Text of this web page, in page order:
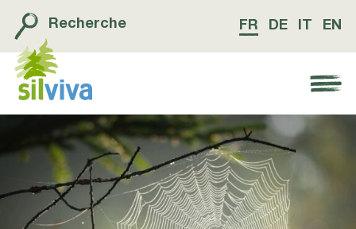
Recherche FR DE EN
Navigation öffnen bzw. schliessen